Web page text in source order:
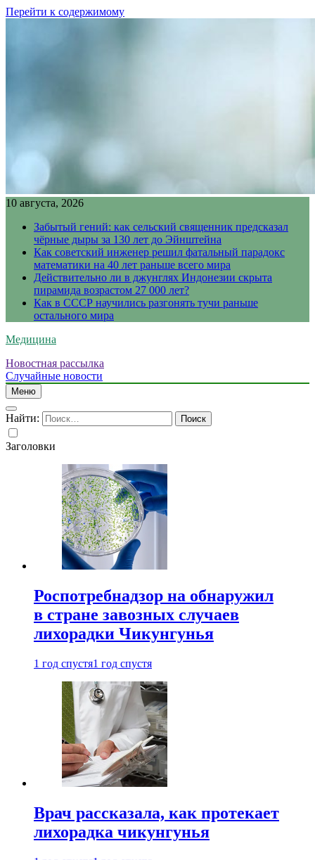
Перейти к содержимому
10 августа, 2026
Забытый гений: как сельский священник предсказал
чёрные дыры за 130 лет до Эйнштейна
Как советский инженер решил фатальный парадокс
математики на 40 лет раньше всего мира
Действительно ли в джунглях Индонезии скрыта
пирамида возрастом 27 000 лет?
Как в СССР научились разгонять тучи раньше
остального мира
Медицина
Новостная рассылка
Случайные новости
Меню
Найти:
Заголовки
Роспотребнадзор на обнаружил
в стране завозных случаев
лихорадки Чикунгунья
1 год спустя1 год спустя
Врач рассказала, как протекает
лихорадка чикунгунья